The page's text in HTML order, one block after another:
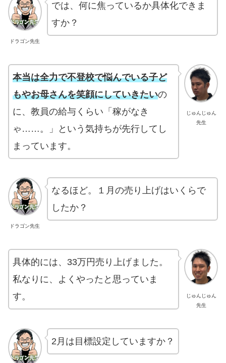
ドラゴン先生
では、何に焦っているか具体化できま
すか？
じゅんじゅん
先生
本当は全力で不登校で悩んでいる子ど
もやお母さんを笑顔にしていきたいの
に、教員の給与くらい「稼がなき
ゃ……。」という気持ちが先行してし
まっています。
ドラゴン先生
なるほど。１月の売り上げはいくらで
したか？
じゅんじゅん
先生
具体的には、33万円売り上げました。
私なりに、よくやったと思っていま
す。
2月は目標設定していますか？